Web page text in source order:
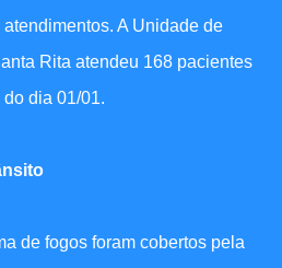
A Unidade de
Rita atendeu 168 pacientes
dia 01/01.
de fogos foram cobertos pela